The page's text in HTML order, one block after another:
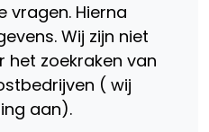
vragen. Hierna
Wij zijn niet
het zoekraken van
( wij
aan).